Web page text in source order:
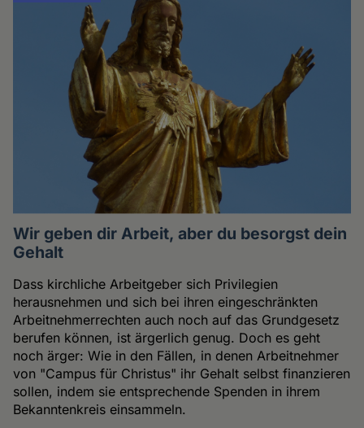
Wir geben dir Arbeit, aber du besorgst dein
Gehalt
Dass kirchliche Arbeitgeber sich Privilegien
herausnehmen und sich bei ihren eingeschränkten
Arbeitnehmerrechten auch noch auf das Grundgesetz
berufen können, ist ärgerlich genug. Doch es geht
noch ärger: Wie in den Fällen, in denen Arbeitnehmer
von "Campus für Christus" ihr Gehalt selbst finanzieren
sollen, indem sie entsprechende Spenden in ihrem
Bekanntenkreis einsammeln.